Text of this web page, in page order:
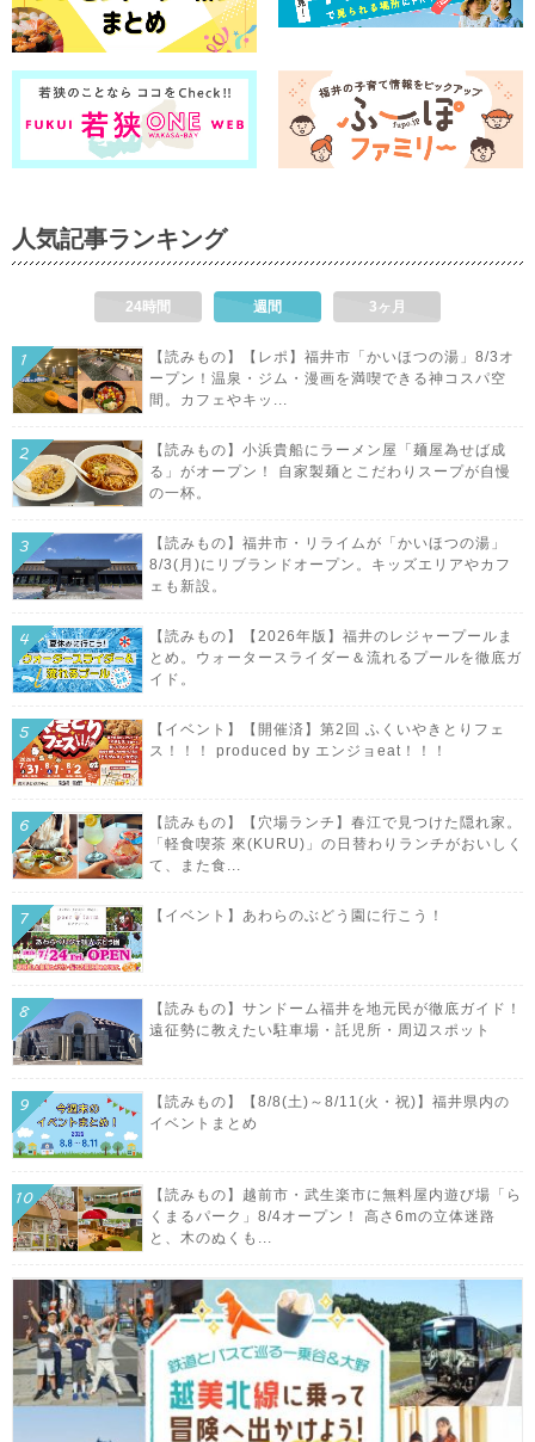
人気記事ランキング
24時間 週間 3ヶ月
【読みもの】【レポ】福井市「かいほつの湯」8/3オ
ープン！温泉・ジム・漫画を満喫できる神コスパ空
間。カフェやキッ...
【読みもの】小浜貴船にラーメン屋「麺屋為せば成
る」がオープン！ 自家製麺とこだわりスープが自慢
の一杯。
【読みもの】福井市・リライムが「かいほつの湯」
8/3(月)にリブランドオープン。キッズエリアやカフ
ェも新設。
【読みもの】【2026年版】福井のレジャープールま
とめ。ウォータースライダー＆流れるプールを徹底ガ
イド。
【イベント】【開催済】第2回 ふくいやきとりフェ
ス！！！ produced by エンジョeat！！！
【読みもの】【穴場ランチ】春江で見つけた隠れ家。
「軽食喫茶 來(KURU)」の日替わりランチがおいしく
て、また食...
【イベント】あわらのぶどう園に行こう！
【読みもの】サンドーム福井を地元民が徹底ガイド！
遠征勢に教えたい駐車場・託児所・周辺スポット
【読みもの】【8/8(土)～8/11(火・祝)】福井県内の
イベントまとめ
【読みもの】越前市・武生楽市に無料屋内遊び場「ら
くまるパーク」8/4オープン！ 高さ6mの立体迷路
と、木のぬくも...